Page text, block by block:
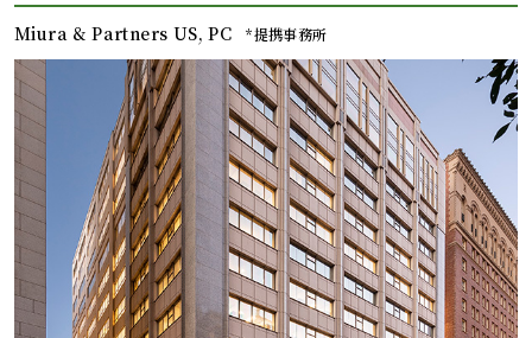
Miura & Partners US, PC *提携事務所